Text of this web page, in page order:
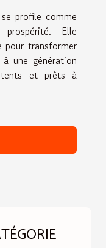
profile comme
Elle
pour transformer
une génération
et prêts à